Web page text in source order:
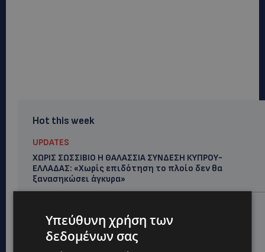
Hot this week
UPDATES
ΧΩΡΙΣ ΣΩΣΣΙΒΙΟ Η ΘΑΛΑΣΣΙΑ ΣΥΝΔΕΣΗ ΚΥΠΡΟΥ-
ΕΛΛΑΔΑΣ: «Χωρίς επιδότηση το πλοίο δεν θα
ξανασηκώσει άγκυρα»
ΜΑΡΙΝΟΣ ΚΩΝΣΤΑΝΤΙΝΙΔΗΣ: Οι πρωτοβουλίες για να
ξαναζωντανέψει η Μακαρίου και το κέντρο της
Λευκωσίας-(Βίντεο)
Υπεύθυνη χρήση των
δεδομένων σας